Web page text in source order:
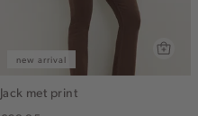
new arrival
Jack met print